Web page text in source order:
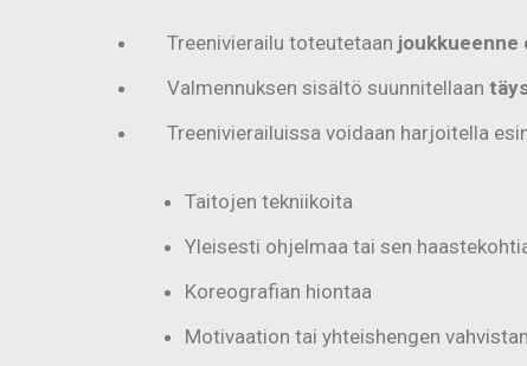
Treenivierailu toteutetaan joukkueenne
Valmennuksen sisältö suunnitellaan
Treenivierailuissa voidaan harjoitella
Taitojen tekniikoita
Yleisesti ohjelmaa tai sen
Koreografian hiontaa
Motivaation tai yhteishengen